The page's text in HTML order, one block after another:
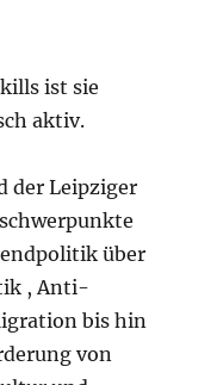
ist sie
aktiv.
der Leipziger
über
, Anti-
bis hin
von